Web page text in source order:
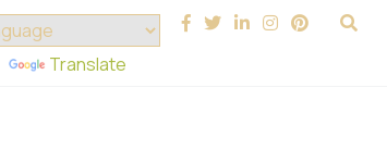
Translate